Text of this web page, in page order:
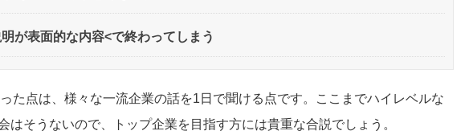
が表面的な内容<で終わってしまう
た点は、様々な一流企業の話を1日で聞ける点です。ここまでハイレベルな
はそうないので、トップ企業を目指す方には貴重な合説でしょう。